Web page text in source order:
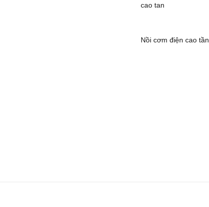
cao tan
Nồi cơm điện cao tần